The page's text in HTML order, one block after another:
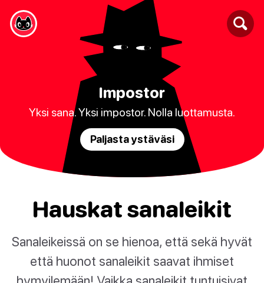
Impostor
Yksi sana. Yksi impostor. Nolla luottamusta.
Paljasta ystäväsi
Hauskat sanaleikit
Sanaleikeissä on se hienoa, että sekä hyvät
että huonot sanaleikit saavat ihmiset